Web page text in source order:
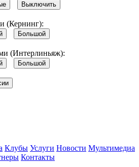
Выключить
(Кернинг):
Большой
(Интерлиньяж):
Большой
Клубы Услуги Новости Мультимедиа
Контакты